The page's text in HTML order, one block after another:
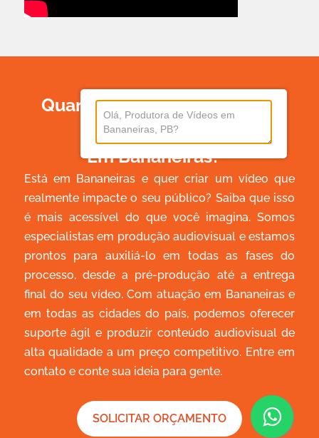
Quanto Custa Produzir Um
Vídeo
Em Bananeiras?
Está em Bananeiras e quer criar um vídeo que
realmente impacte o seu público? Saiba que isso
é mais acessível do que você imagina. Somos
especialistas em produção audiovisual e estamos
prontos para auxiliá-lo em todas as fases do
processo, desde a pré-produção até a entrega
final do seu vídeo. Com atuação em Bananeiras e
em todas as cidades do país, podemos oferecer
suporte ágil e produzir conteúdo audiovisual de
alta qualidade a um preço competitivo. Entre em
contato e conte sua ideia para gente.
SOLICITAR ORÇAMENTO